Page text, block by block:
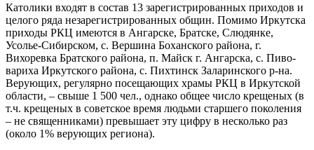
Католики входят в состав 13 зарегистрированных приходов и
целого ря­да незарегистрированных общин. Помимо Иркутска
приходы РКЦ имеются в Ангарске, Братске, Слюдянке,
Усолье-Сибирском, с. Вершина Боханского района, г.
Вихоревка Братского района, п. Майск г. Ангарска, с. Пиво­
вариха Иркутского района, с. Пихтинск Заларинского р-на.
Верующих, регулярно посещающих храмы РКЦ в Иркутской
области, – свыше 1 500 чел., однако общее число крещеных (в
т.ч. крещеных в советское время людьми старшего поколения
– не священниками) пре­вышает эту цифру в несколько раз
(около 1% верующих региона).